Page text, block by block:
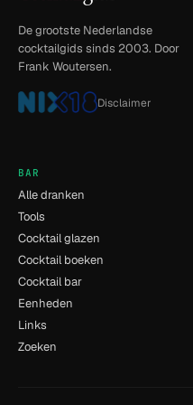
De grootste Nederlandse
cocktailgids sinds 2003. Door
Frank Woutersen.
Disclaimer
BAR
Alle dranken
Tools
Cocktail glazen
Cocktail boeken
Cocktail bar
Eenheden
Links
Zoeken